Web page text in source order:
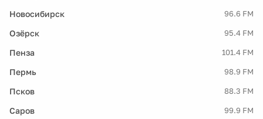
Новосибирск 96.6 FM
Озёрск 95.4 FM
Пенза 101.4 FM
Пермь 98.9 FM
Псков 88.3 FM
Саров 99.9 FM